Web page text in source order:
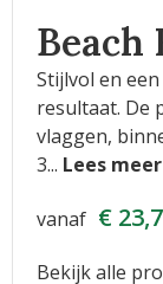
Beach
Stijlvol en
resultaat. De
vlaggen,
3...
vanaf €
Bekijk alle